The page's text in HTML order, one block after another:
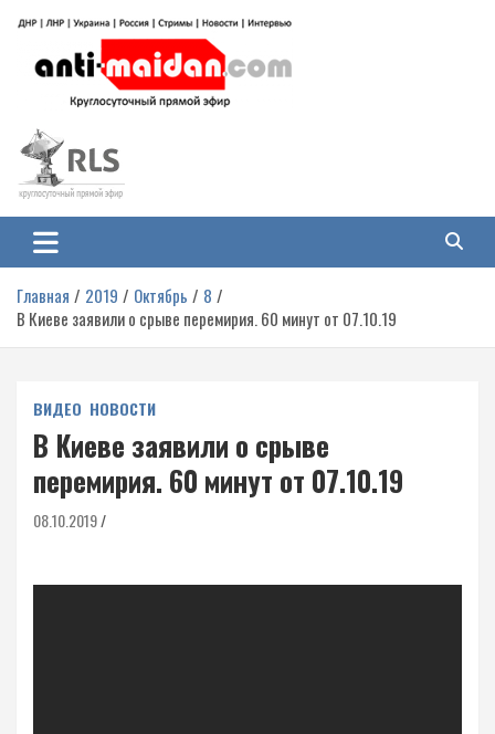
содержимому
Антимайдан: Гражданская война
на Украине
гражданской войне на Украине, включая события в Новороссии, ДНР,
ЛНР и других регионах.
Главная 2019 Октябрь
8
В Киеве заявили о срыве перемирия. 60 минут от 07.10.19
ВИДЕО НОВОСТИ
В Киеве заявили о срыве
перемирия. 60 минут от 07.10.19
08.10.2019